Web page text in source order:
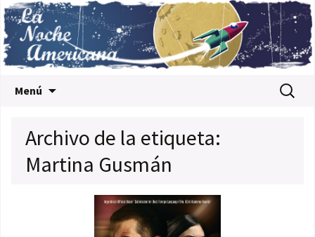
Menú Buscar:
Archivo de la etiqueta:
Martina Gusmán